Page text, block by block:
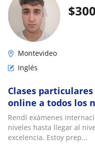
$300
Montevideo
Inglés
Clases
online a todos los
clases simples)
Rendí exámenes
niveles hasta llegar al
excelencia. Estoy prep...